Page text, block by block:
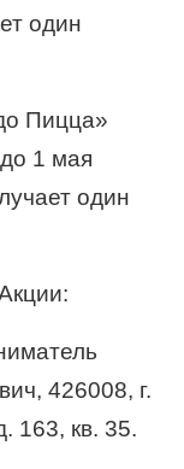
один
Пицца»
1 мая
один
426008, г.
163, кв. 35.